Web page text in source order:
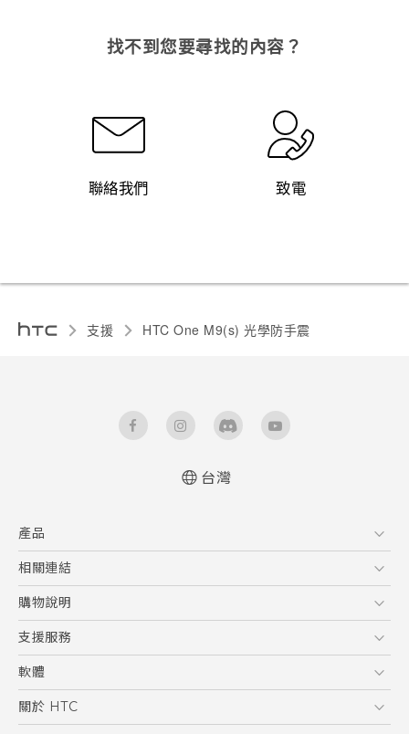
找不到您要尋找的內容？
聯絡我們 致電
支援 HTC One M9(s) 光學防手震‎
台灣
產品
5G
智慧型手機
配件
相關連結
HTC Research
購物說明
購物須知
訂單管理
付款方式
支援服務
到府收送維修服務
服務中心資訊
客戶服務佈告欄
軟體
應用程式
關於 HTC